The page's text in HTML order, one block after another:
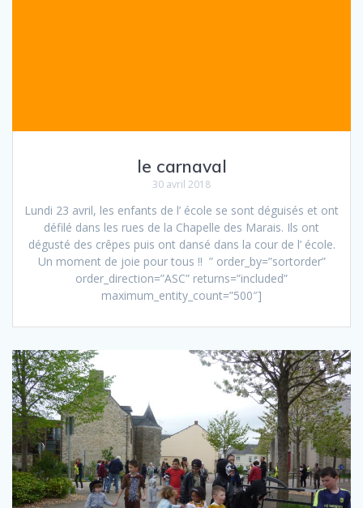
le carnaval
30 avril 2018
Lundi 23 avril, les enfants de l’ école se sont déguisés et ont
défilé dans les rues de la Chapelle des Marais. Ils ont
dégusté des crêpes puis ont dansé dans la cour de l’ école.
Un moment de joie pour tous !! ” order_by=”sortorder”
order_direction=”ASC” returns=”included”
maximum_entity_count=”500″]